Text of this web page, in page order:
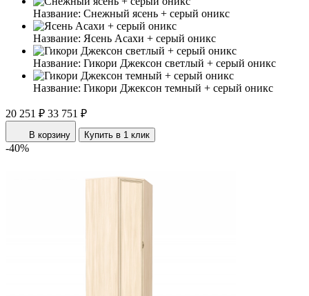
Название: Снежный ясень + серый оникс
Название: Ясень Асахи + серый оникс
Название: Гикори Джексон светлый + серый оникс
Название: Гикори Джексон темный + серый оникс
20 251 ₽ 33 751 ₽
В корзину Купить в 1 клик
-40%